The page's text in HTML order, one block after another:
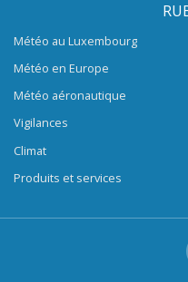
Météo au Luxembourg
Météo en Europe
Météo aéronautique
Vigilances
Climat
Produits et services